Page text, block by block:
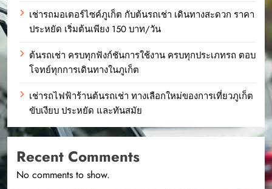
เช่ารถมอเตอร์ไซค์ภูเก็ต กับต้นรถเช่า เดินทางสะดวก ราคา
ประหยัด เริ่มต้นเพียง 150 บาท/วัน
ต้นรถเช่า ครบทุกฟังก์ชันการใช้งาน ครบทุกประเภทรถ ตอบ
โจทย์ทุกการเดินทางในภูเก็ต
เช่ารถไฟฟ้าร้านต้นรถเช่า ทางเลือกใหม่ของการเที่ยวภูเก็ต
ขับเงียบ ประหยัด และทันสมัย
Recent Comments
No comments to show.